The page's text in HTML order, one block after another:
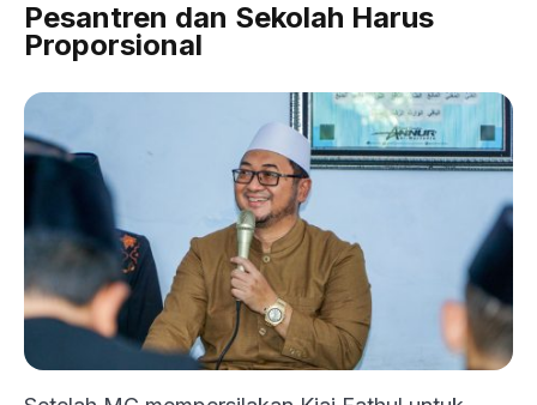
Pesantren dan Sekolah Harus
Proporsional